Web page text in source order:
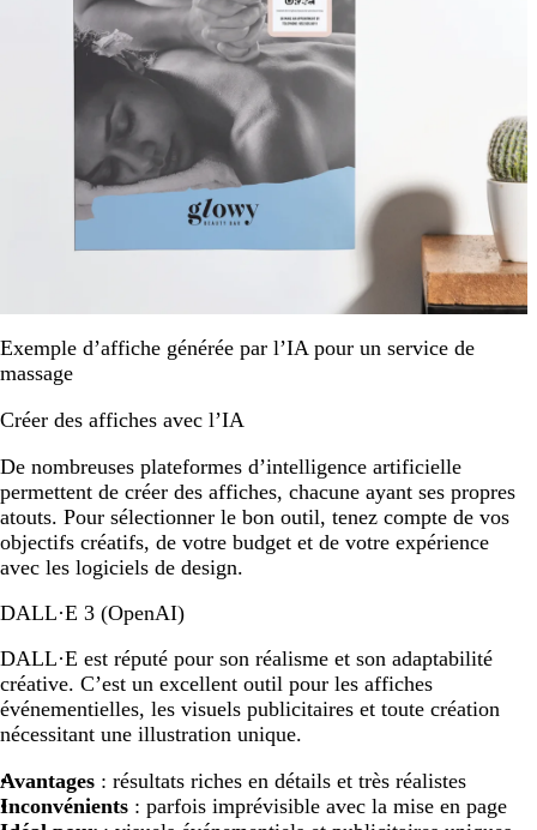
Exemple d’affiche générée par l’IA pour un service de
massage
Créer des affiches avec l’IA
De nombreuses plateformes d’intelligence artificielle
permettent de créer des affiches, chacune ayant ses propres
atouts. Pour sélectionner le bon outil, tenez compte de vos
objectifs créatifs, de votre budget et de votre expérience
avec les logiciels de design.
DALL·E 3 (OpenAI)
DALL·E est réputé pour son réalisme et son adaptabilité
créative. C’est un excellent outil pour les affiches
événementielles, les visuels publicitaires et toute création
nécessitant une illustration unique.
Avantages : résultats riches en détails et très réalistes
Inconvénients : parfois imprévisible avec la mise en page